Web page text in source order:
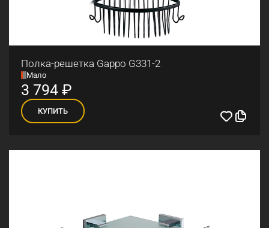
Полка-решетка Gappo G331-2
Мало
3 794₽
КУПИТЬ